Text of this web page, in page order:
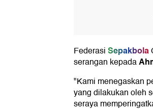
FederasiSepakbola
serangan kepada
"Kami menegaskan
yang dilakukan oleh
seraya